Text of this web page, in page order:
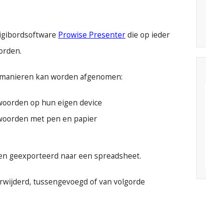
Prowise Presenterdie op ieder
kan worden afgenomen:
op hun eigen device
met pen en papier
geexporteerd naar een spreadsheet.
tussengevoegd of van volgorde